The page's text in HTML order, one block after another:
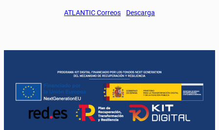
ATLANTIC Correos Descarga